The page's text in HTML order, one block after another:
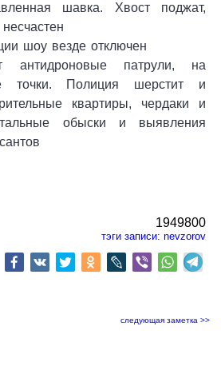
шавка. Хвост поджат,
шоу везде отключен
антидроновые патрули, на
точки. Полиция шерстит и
квартиры, чердаки и
обыски и выявления
1949800
тэги записи: nevzorov
следующая заметка >>